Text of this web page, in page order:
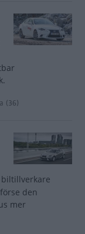
(36)
den
mer